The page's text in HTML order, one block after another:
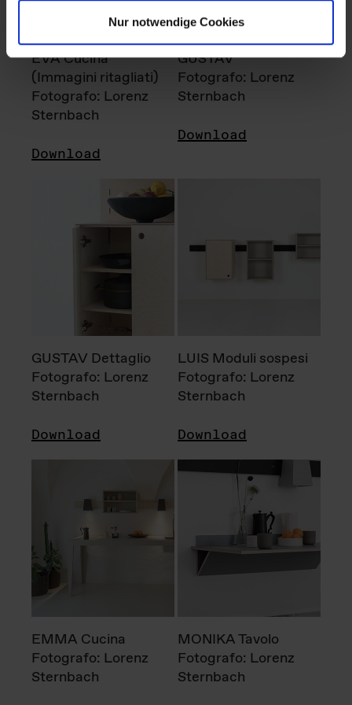
Nur notwendige Cookies
EVA Cucina
(Immagini ritagliati)
Fotografo: Lorenz
Sternbach
Download
GUSTAV
Fotografo: Lorenz
Sternbach
Download
GUSTAV Dettaglio
Fotografo: Lorenz
Sternbach
Download
LUIS Moduli sospesi
Fotografo: Lorenz
Sternbach
Download
EMMA Cucina
Fotografo: Lorenz
Sternbach
MONIKA Tavolo
Fotografo: Lorenz
Sternbach